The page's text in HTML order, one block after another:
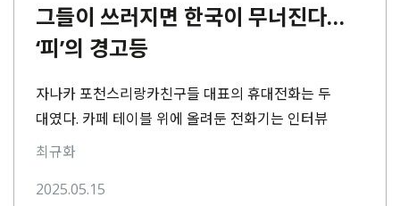
그들이 쓰러지면 한국이 무너진다…
‘피’의 경고등
자나카 포천스리랑카친구들 대표의 휴대전화는 두
대였다. 카페 테이블 위에 올려둔 전화기는 인터뷰
중에도 번갈아가며 쉴 새 없이 진동음을 울렸다. 대개⋯
최규화
2025.05.15